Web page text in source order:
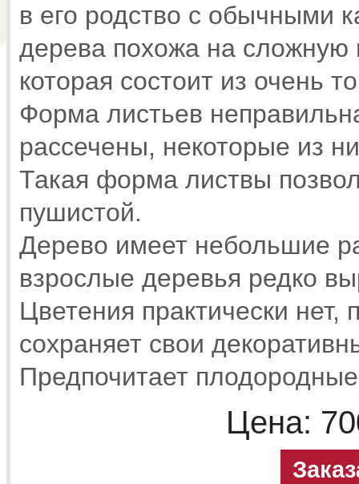
в его родство с обычными
дерева похожа на сложную
которая состоит из очень
Форма листьев
рассечены, некоторые из
Такая форма листвы
пушистой.
Дерево имеет небольшие
взрослые деревья редко
Цветения практически нет,
сохраняет свои
Предпочитает
Цена: